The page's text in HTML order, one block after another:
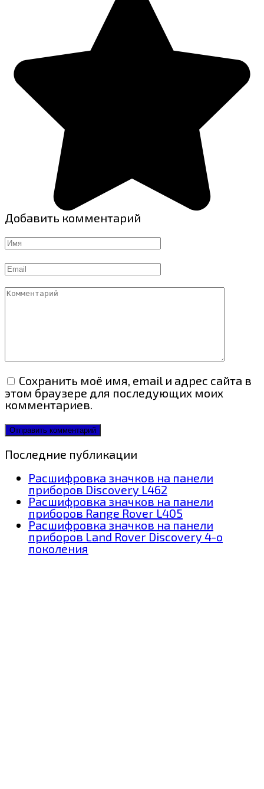
Добавить комментарий
Имя
Email
Комментарий
Сохранить моё имя, email и адрес сайта в
этом браузере для последующих моих
комментариев.
Последние публикации
Расшифровка значков на панели
приборов Discovery L462
Расшифровка значков на панели
приборов Range Rover L405
Расшифровка значков на панели
приборов Land Rover Discovery 4-о
поколения